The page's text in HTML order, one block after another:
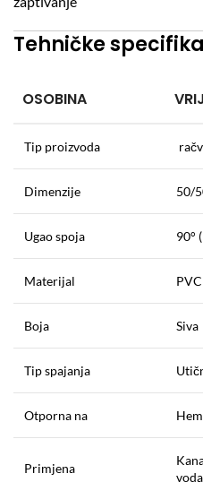
Tehničke
OSOBINA
Tip proizvoda
Dimenzije 50/
Ugao spoja 90°
Materijal
Boja Siva
Tip spajanja
Otporna na
Primjena
voda